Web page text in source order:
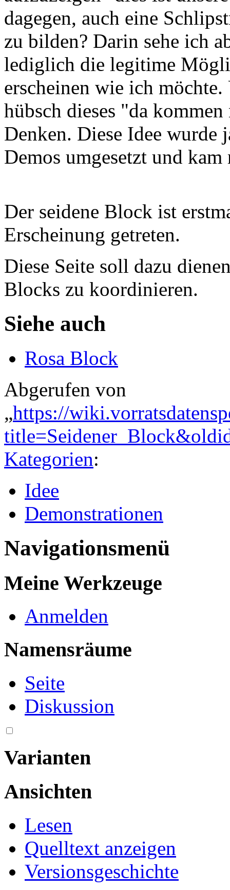
dagegen, auch eine
zu bilden? Darin sehe ich
lediglich die legitime
erscheinen wie ich
hübsch dieses "da
Denken. Diese Idee wurde
Demos umgesetzt und
Der seidene Block ist
Erscheinung getreten.
Diese Seite soll dazu
Blocks zu koordinieren.
Siehe auch
Rosa Block
Abgerufen von
„https://
Kategorien:
Idee
Demonstrationen
Navigationsmenü
Meine Werkzeuge
Anmelden
Namensräume
Seite
Diskussion
Varianten
Ansichten
Lesen
Quelltext anzeigen
Versionsgeschichte